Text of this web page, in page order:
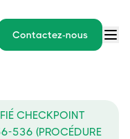
Contactez-nous
CHECKPOINT
536 (PROCÉDURE